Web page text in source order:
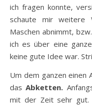
ich fragen konnte,
schaute mir weitere
Maschen abnimmt,
ich es über eine
keine gute Idee war.
Um dem ganzen einen
dasAbketten.
mit der Zeit sehr gut.